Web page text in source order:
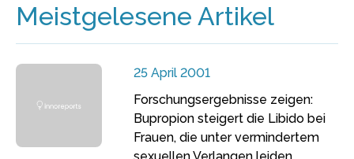
Meistgelesene Artikel
25 April 2001
Forschungsergebnisse zeigen:
Bupropion steigert die Libido bei
Frauen, die unter vermindertem
sexuellen Verlangen leiden